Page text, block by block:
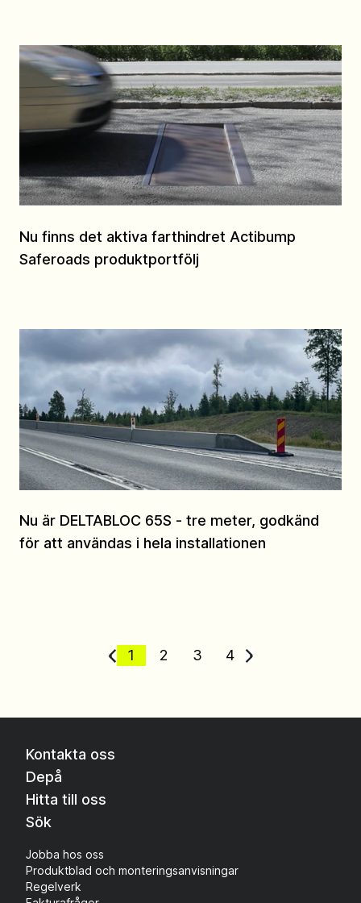
Nu finns det aktiva farthindret Actibump
Saferoads produktportfölj
Nu är DELTABLOC 65S - tre meter, godkänd
för att användas i hela installationen
1 2 3 4
Kontakta oss
Depå
Hitta till oss
Sök
Jobba hos oss
Produktblad och monteringsanvisningar
Regelverk